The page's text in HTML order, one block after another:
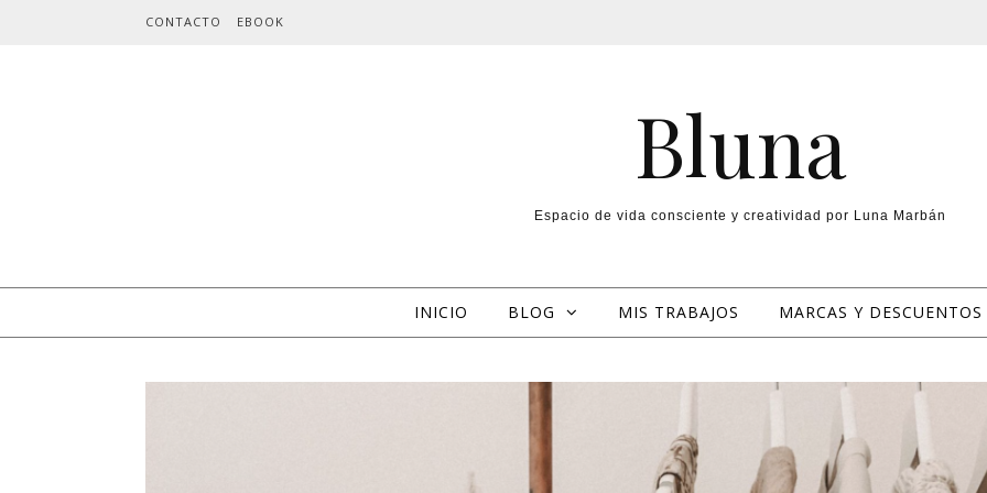
CONTACTO EBOOK
Bluna
Espacio de vida consciente y creatividad por Luna Marbán
INICIO BLOG MIS TRABAJOS MARCAS Y DESCUENTOS